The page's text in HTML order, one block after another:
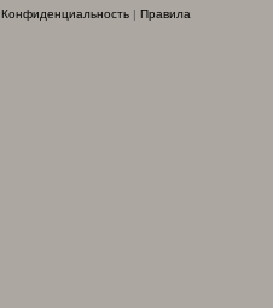
Конфиденциальность| Правила